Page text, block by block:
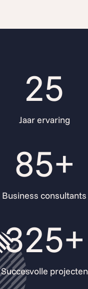
25
Jaar ervaring
85+
Business consultants
325+
Succesvolle projecten